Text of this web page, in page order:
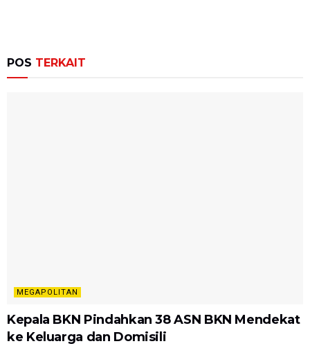
POS TERKAIT
MEGAPOLITAN
Kepala BKN Pindahkan 38 ASN BKN Mendekat
ke Keluarga dan Domisili